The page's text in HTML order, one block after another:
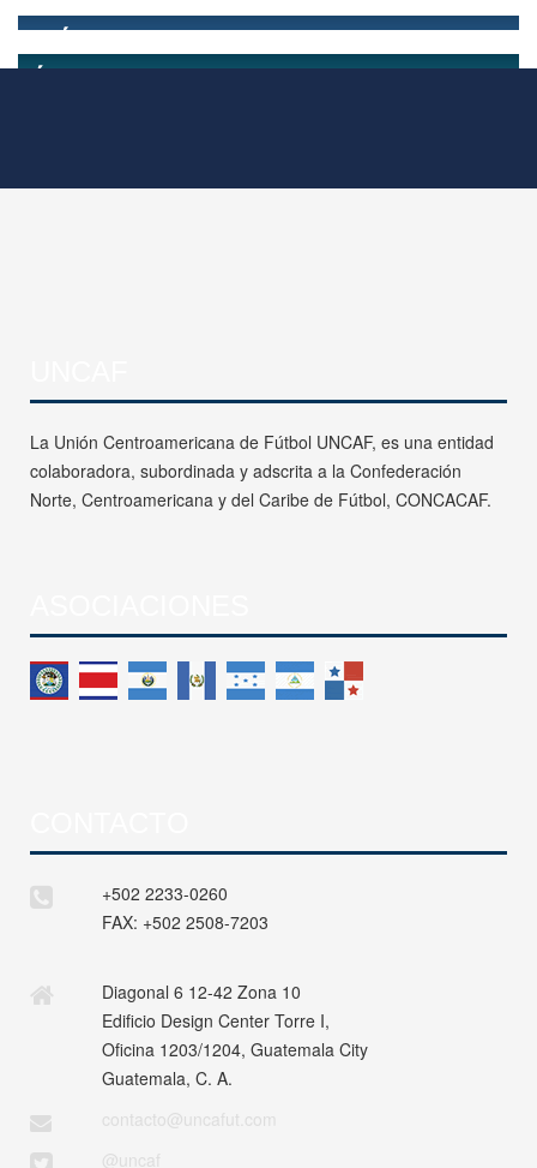
La Unión Centroamericana de Fútbol UNCAF, es una entidad
colaboradora, subordinada y adscrita a la Confederación
Norte, Centroamericana y del Caribe de Fútbol, CONCACAF.
+502 2233-0260
FAX: +502 2508-7203
Diagonal 6 12-42 Zona 10
Edificio Design Center Torre I,
Oficina 1203/1204, Guatemala City
Guatemala, C. A.
contacto@uncafut.com
@uncaf